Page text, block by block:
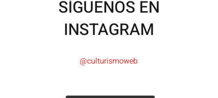
SÍGUENOS EN
INSTAGRAM
@culturismoweb